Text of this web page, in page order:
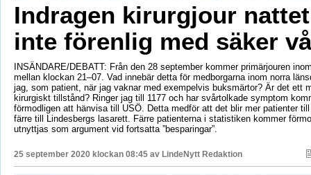
Indragen kirurgjour
inte förenlig med säker
INSÄNDARE/DEBATT: Från den 28 september kommer primärjouren
mellan klockan 21–07. Vad innebär detta för medborgarna inom norra
jag, som patient, när jag vaknar med exempelvis buksmärtor? Är det ett
kirurgiskt tillstånd? Ringer jag till 1177 och har svårtolkade symptom
förmodligen att hänvisa till USÖ. Detta medför att det blir mer patienter
färre till Lindesbergs lasarett. Färre patienterna i statistiken kommer
utnyttjas som argument vid fortsatta ”besparingar”.
25 september 2020 klockan 08:45 av LindeNytt Redaktion